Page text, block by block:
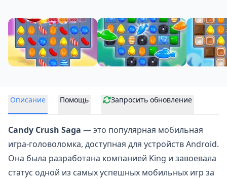
Описание Помощь Запросить обновление
Candy Crush Saga — это популярная мобильная
игра-головоломка, доступная для устройств Android.
Она была разработана компанией King и завоевала
статус одной из самых успешных мобильных игр за